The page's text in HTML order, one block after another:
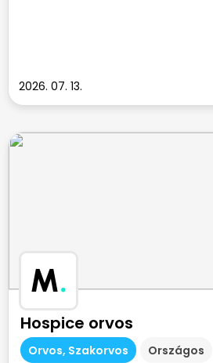
2026. 07. 13.
M.
Hospice orvos
Orvos, Szakorvos Országos